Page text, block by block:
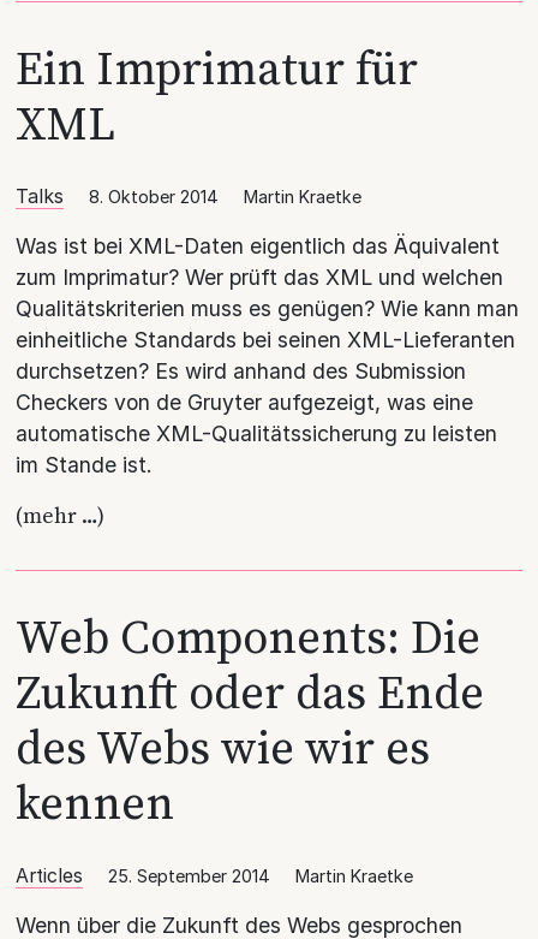
Ein Imprimatur für
XML
Talks 8. Oktober 2014 Martin Kraetke
Was ist bei XML-Daten eigentlich das Äquivalent
zum Imprimatur? Wer prüft das XML und welchen
Qualitätskriterien muss es genügen? Wie kann man
einheitliche Standards bei seinen XML-Lieferanten
durchsetzen? Es wird anhand des Submission
Checkers von de Gruyter aufgezeigt, was eine
automatische XML-Qualitätssicherung zu leisten
im Stande ist.
(mehr …)
Web Components: Die
Zukunft oder das Ende
des Webs wie wir es
kennen
Articles 25. September 2014 Martin Kraetke
Wenn über die Zukunft des Webs gesprochen